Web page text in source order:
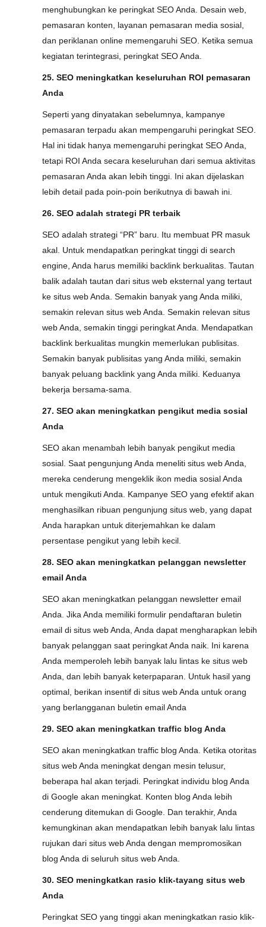
menghubungkan ke peringkat SEO Anda. Desain web,
pemasaran konten, layanan pemasaran media sosial,
dan periklanan online memengaruhi SEO. Ketika semua
kegiatan terintegrasi, peringkat SEO Anda.
25. SEO meningkatkan keseluruhan ROI pemasaran
Anda
Seperti yang dinyatakan sebelumnya, kampanye
pemasaran terpadu akan mempengaruhi peringkat SEO.
Hal ini tidak hanya memengaruhi peringkat SEO Anda,
tetapi ROI Anda secara keseluruhan dari semua aktivitas
pemasaran Anda akan lebih tinggi. Ini akan dijelaskan
lebih detail pada poin-poin berikutnya di bawah ini.
26. SEO adalah strategi PR terbaik
SEO adalah strategi “PR” baru. Itu membuat PR masuk
akal. Untuk mendapatkan peringkat tinggi di search
engine, Anda harus memiliki backlink berkualitas. Tautan
balik adalah tautan dari situs web eksternal yang tertaut
ke situs web Anda. Semakin banyak yang Anda miliki,
semakin relevan situs web Anda. Semakin relevan situs
web Anda, semakin tinggi peringkat Anda. Mendapatkan
backlink berkualitas mungkin memerlukan publisitas.
Semakin banyak publisitas yang Anda miliki, semakin
banyak peluang backlink yang Anda miliki. Keduanya
bekerja bersama-sama.
27. SEO akan meningkatkan pengikut media sosial
Anda
SEO akan menambah lebih banyak pengikut media
sosial. Saat pengunjung Anda meneliti situs web Anda,
mereka cenderung mengeklik ikon media sosial Anda
untuk mengikuti Anda. Kampanye SEO yang efektif akan
menghasilkan ribuan pengunjung situs web, yang dapat
Anda harapkan untuk diterjemahkan ke dalam
persentase pengikut yang lebih kecil.
28. SEO akan meningkatkan pelanggan newsletter
email Anda
SEO akan meningkatkan pelanggan newsletter email
Anda. Jika Anda memiliki formulir pendaftaran buletin
email di situs web Anda, Anda dapat mengharapkan lebih
banyak pelanggan saat peringkat Anda naik. Ini karena
Anda memperoleh lebih banyak lalu lintas ke situs web
Anda, dan lebih banyak keterpaparan. Untuk hasil yang
optimal, berikan insentif di situs web Anda untuk orang
yang berlangganan buletin email Anda
29. SEO akan meningkatkan traffic blog Anda
SEO akan meningkatkan traffic blog Anda. Ketika otoritas
situs web Anda meningkat dengan mesin telusur,
beberapa hal akan terjadi. Peringkat individu blog Anda
di Google akan meningkat. Konten blog Anda lebih
cenderung ditemukan di Google. Dan terakhir, Anda
kemungkinan akan mendapatkan lebih banyak lalu lintas
rujukan dari situs web Anda dengan mempromosikan
blog Anda di seluruh situs web Anda.
30. SEO meningkatkan rasio klik-tayang situs web
Anda
Peringkat SEO yang tinggi akan meningkatkan rasio klik-